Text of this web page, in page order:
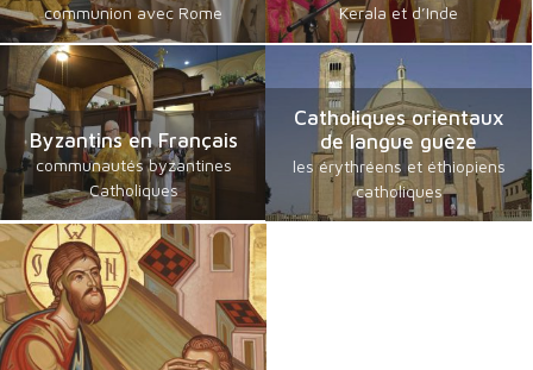
communion avec Rome
Kerala et d’Inde
Byzantins en Français
communautés byzantines
Catholiques
Catholiques orientaux
de langue guèze
les érythréens et éthiopiens
catholiques